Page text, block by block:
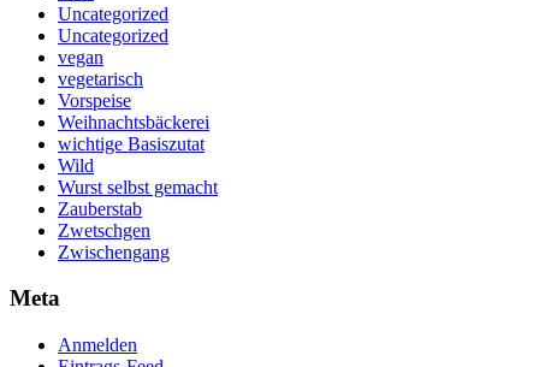
Uncategorized
Uncategorized
vegan
vegetarisch
Vorspeise
Weihnachtsbäckerei
wichtige Basiszutat
Wild
Wurst selbst gemacht
Zauberstab
Zwetschgen
Zwischengang
Meta
Anmelden